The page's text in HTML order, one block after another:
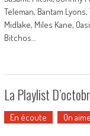
Teleman, Bantam
Midlake, Miles Kane,
Bitchos…
La Playlist
En écoute On aime